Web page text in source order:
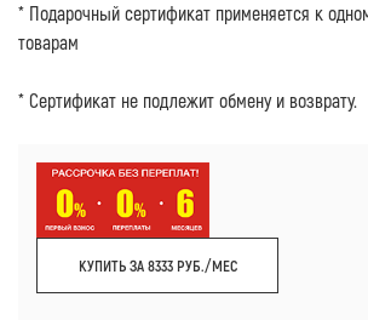
* Подарочный сертификат применяется к
товарам
* Сертификат не подлежит обмену и возврату.
КУПИТЬ ЗА 8333 РУБ./МЕС